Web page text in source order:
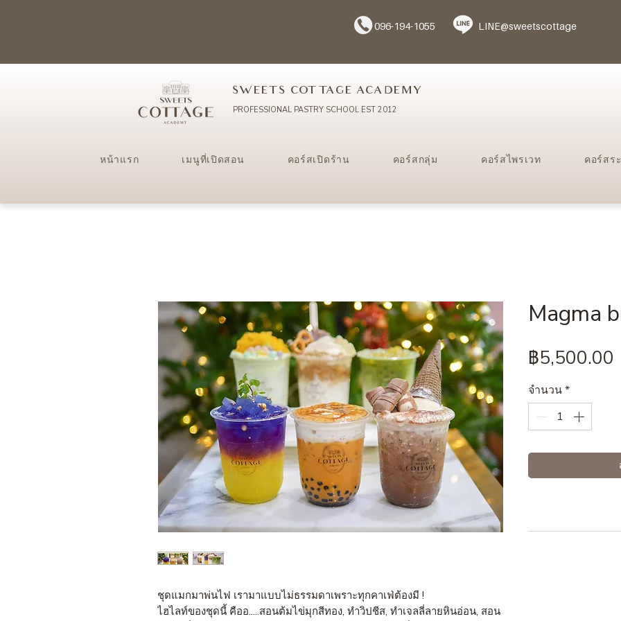
096-194-1055 LINE@sweetscottage
SWEETS COTTAGE ACADEMY
PROFESSIONAL PASTRY SCHOOL EST 2012
หน้าแรก เมนูที่เปิดสอน คอร์สเปิดร้าน คอร์สกลุ่ม คอร์สไพรเวท คอร์สร
ชุดแมกมาพ่นไฟ เรามาแบบไม่ธรรมดาเพราะทุกคาเฟ่ต้องมี !
ไฮไลท์ของชุดนี้ คืออ.....สอนต้มไข่มุกสีทอง, ทำวิปชีส, ทำเจลลี่ลายหินอ่อน, สอน
Magma
฿5,500.00
จำนวน*